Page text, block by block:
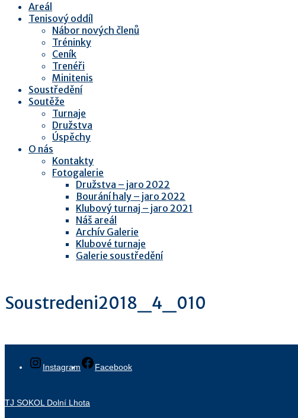
Areál
Tenisový oddíl
Nábor nových členů
Tréninky
Ceník
Trenéři
Minitenis
Soustředění
Soutěže
Turnaje
Družstva
Úspěchy
O nás
Kontakty
Fotogalerie
Družstva – jaro 2022
Bourání haly – jaro 2022
Klubový turnaj – jaro 2021
Náš areál
Archív Galerie
Klubové turnaje
Galerie soustředění
Soustredeni2018_4_010
Instagram Facebook
TJ SOKOL Dolní Lhota